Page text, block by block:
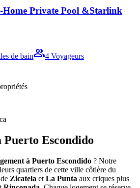
Home Private Pool &Starlink
de baingroup4 Voyageurs
Puerto Escondido
à Puerto Escondido ? Notre
quartiers de cette ville côtière du
Zicatela et La Punta aux criques plus